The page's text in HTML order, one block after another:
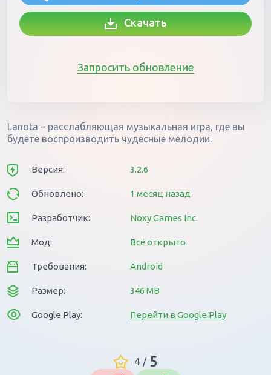
Скачать
Запросить обновление
Lanota – расслабляющая музыкальная игра, где вы
будете воспроизводить чудесные мелодии.
Версия: 3.2.6
Обновлено: 1 месяц назад
Разработчик: Noxy Games Inc.
Мод: Всё открыто
Требования: Android
Размер: 346 MB
Google Play: Перейти в Google Play
4 / 5